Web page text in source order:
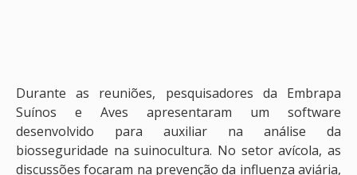
Durante as reuniões, pesquisadores da Embrapa
Suínos e Aves apresentaram um software
desenvolvido para auxiliar na análise da
biosseguridade na suinocultura. No setor avícola, as
discussões focaram na prevenção da influenza aviária,